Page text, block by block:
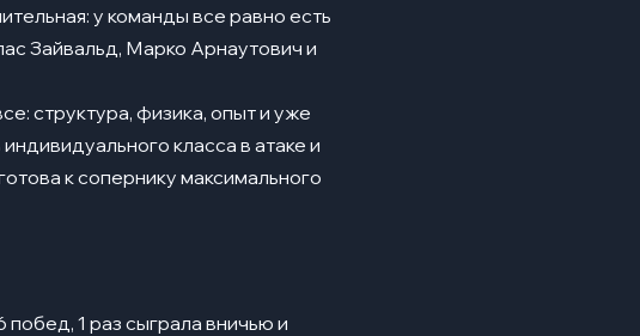
у команды все равно есть
Зайвальд, Марко Арнаутович и
структура, физика, опыт и уже
класса в атаке и
к сопернику максимального
1 раз сыграла вничью и